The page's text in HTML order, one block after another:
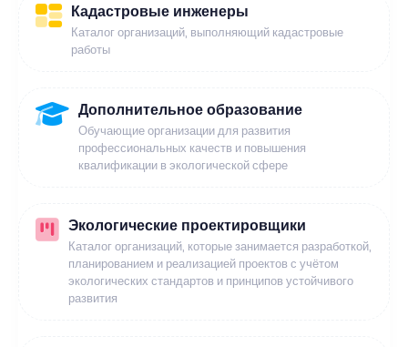
Кадастровые инженеры
Каталог организаций, выполняющий кадастровые
работы
Дополнительное образование
Обучающие организации для развития
профессиональных качеств и повышения
квалификации в экологической сфере
Экологические проектировщики
Каталог организаций, которые занимается разработкой,
планированием и реализацией проектов с учётом
экологических стандартов и принципов устойчивого
развития